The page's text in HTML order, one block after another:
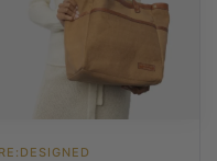
RE:DESIGNED